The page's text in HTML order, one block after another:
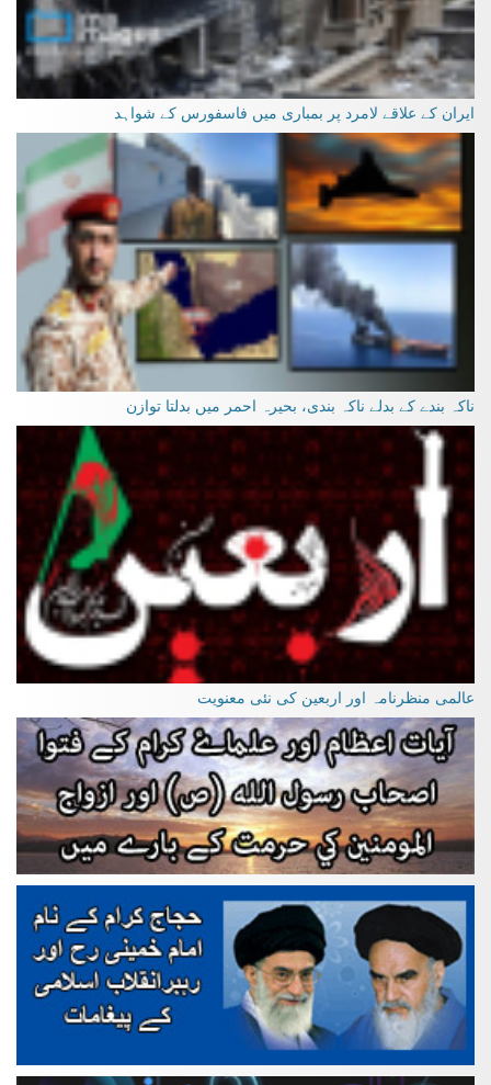
ایران کے علاقے لامرد پر بمباری میں فاسفورس کے شواہد
ناکہ بندے کے بدلے ناکہ بندی، بحیرہ احمر میں بدلتا توازن
عالمی منظرنامہ اور اربعین کی نئی معنویت